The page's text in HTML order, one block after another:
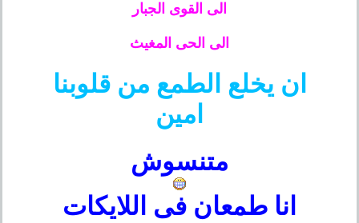
الى القوى الجبار
الى الحى المغيث
ان يخلع الطمع من قلوبنا
امين
متنسوش
انا طمعان فى اللايكات